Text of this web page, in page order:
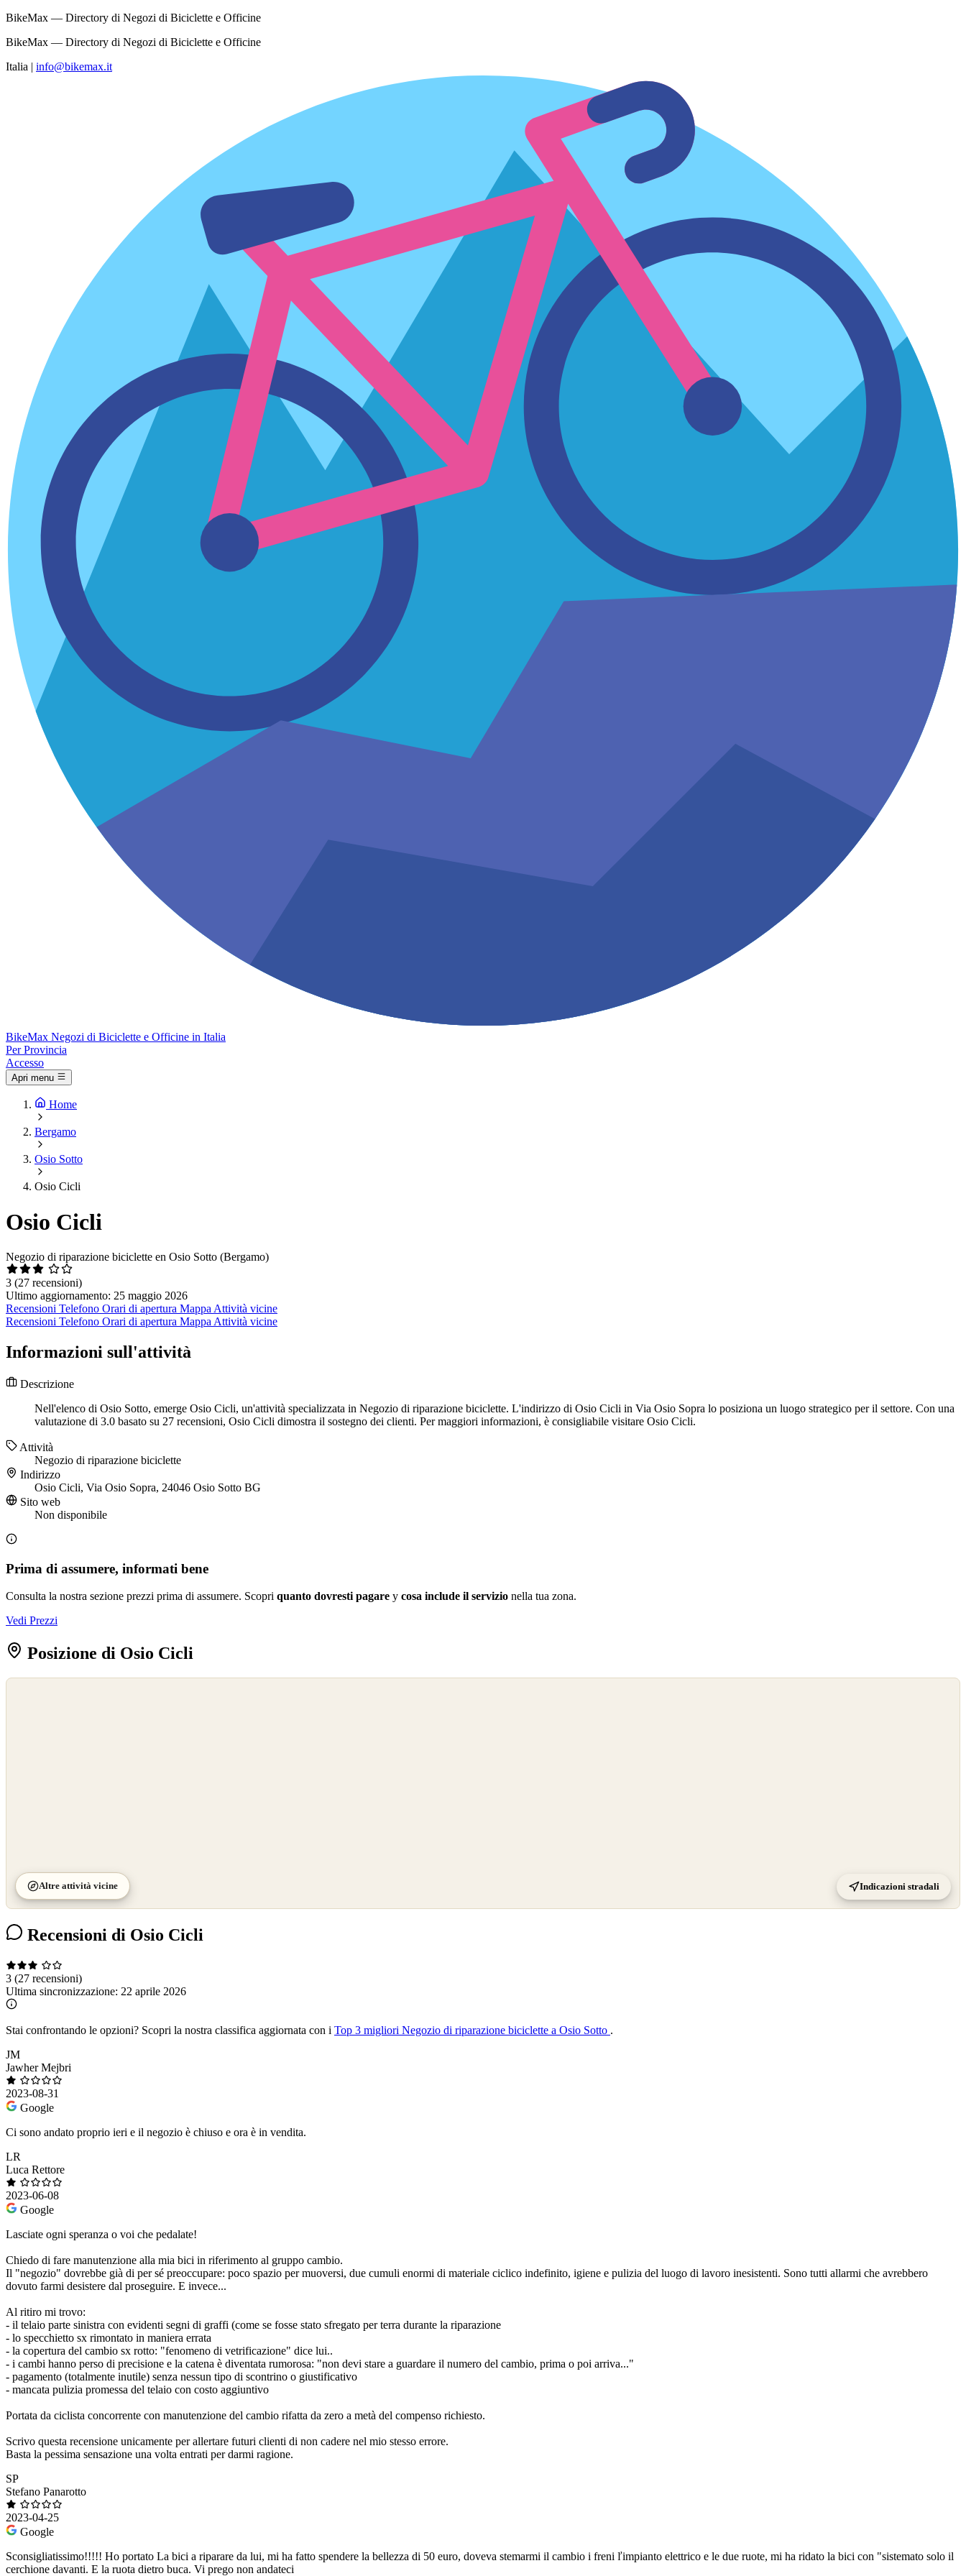
BikeMax — Directory di Negozi di Biciclette e Officine
BikeMax — Directory di Negozi di Biciclette e Officine
Italia | info@bikemax.it
BikeMax Negozi di Biciclette e Officine in Italia
Per Provincia
Accesso
Apri menu
Home
Bergamo
Osio Sotto
Osio Cicli
Osio Cicli
Negozio di riparazione biciclette en Osio Sotto (Bergamo)
3 (27 recensioni)
Ultimo aggiornamento: 25 maggio 2026
Recensioni Telefono Orari di apertura Mappa Attività vicine
Recensioni Telefono Orari di apertura Mappa Attività vicine
Informazioni sull'attività
Descrizione
Nell'elenco di Osio Sotto, emerge Osio Cicli, un'attività specializzata in Negozio di riparazione biciclette. L'indirizzo di Osio Cicli in Via Osio Sopra lo posiziona un luogo strategico per il settore. Con una
valutazione di 3.0 basato su 27 recensioni, Osio Cicli dimostra il sostegno dei clienti. Per maggiori informazioni, è consigliabile visitare Osio Cicli.
Attività
Negozio di riparazione biciclette
Indirizzo
Osio Cicli, Via Osio Sopra, 24046 Osio Sotto BG
Sito web
Non disponibile
Prima di assumere, informati bene
Consulta la nostra sezione prezzi prima di assumere. Scopri quanto dovresti pagare y cosa include il servizio nella tua zona.
Vedi Prezzi
Posizione di Osio Cicli
Altre attività vicine Indicazioni stradali
Recensioni di Osio Cicli
3 (27 recensioni)
Ultima sincronizzazione: 22 aprile 2026
Stai confrontando le opzioni? Scopri la nostra classifica aggiornata con i Top 3 migliori Negozio di riparazione biciclette a Osio Sotto .
JM
Jawher Mejbri
2023-08-31
Google
Ci sono andato proprio ieri e il negozio è chiuso e ora è in vendita.
LR
Luca Rettore
2023-06-08
Google
Lasciate ogni speranza o voi che pedalate!
Chiedo di fare manutenzione alla mia bici in riferimento al gruppo cambio.
Il "negozio" dovrebbe già di per sé preoccupare: poco spazio per muoversi, due cumuli enormi di materiale ciclico indefinito, igiene e pulizia del luogo di lavoro inesistenti. Sono tutti allarmi che avrebbero
dovuto farmi desistere dal proseguire. E invece...
Al ritiro mi trovo:
- il telaio parte sinistra con evidenti segni di graffi (come se fosse stato sfregato per terra durante la riparazione
- lo specchietto sx rimontato in maniera errata
- la copertura del cambio sx rotto: "fenomeno di vetrificazione" dice lui..
- i cambi hanno perso di precisione e la catena è diventata rumorosa: "non devi stare a guardare il numero del cambio, prima o poi arriva..."
- pagamento (totalmente inutile) senza nessun tipo di scontrino o giustificativo
- mancata pulizia promessa del telaio con costo aggiuntivo
Portata da ciclista concorrente con manutenzione del cambio rifatta da zero a metà del compenso richiesto.
Scrivo questa recensione unicamente per allertare futuri clienti di non cadere nel mio stesso errore.
Basta la pessima sensazione una volta entrati per darmi ragione.
SP
Stefano Panarotto
2023-04-25
Google
Sconsigliatissimo!!!!! Ho portato La bici a riparare da lui, mi ha fatto spendere la bellezza di 50 euro, doveva stemarmi il cambio i freni ľimpianto elettrico e le due ruote, mi ha ridato la bici con "sistemato solo il
cerchione davanti. E la ruota dietro buca. Vi prego non andateci